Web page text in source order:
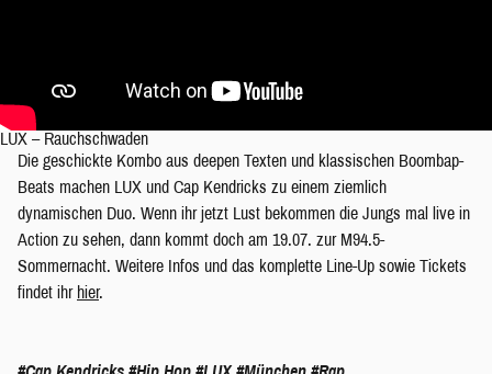
LUX – Rauchschwaden
Die geschickte Kombo aus deepen Texten und klassischen Boombap-
Beats machen LUX und Cap Kendricks zu einem ziemlich
dynamischen Duo. Wenn ihr jetzt Lust bekommen die Jungs mal live in
Action zu sehen, dann kommt doch am 19.07. zur M94.5-
Sommernacht. Weitere Infos und das komplette Line-Up sowie Tickets
findet ihr hier.